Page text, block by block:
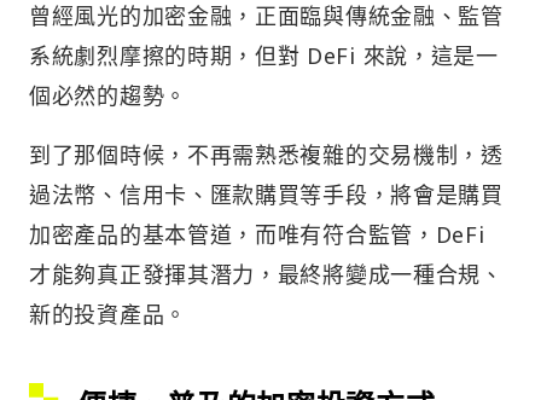
曾經風光的加密金融，正面臨與傳統金融、監管
系統劇烈摩擦的時期，但對 DeFi 來說，這是一
個必然的趨勢。
到了那個時候，不再需熟悉複雜的交易機制，透
過法幣、信用卡、匯款購買等手段，將會是購買
加密產品的基本管道，而唯有符合監管，DeFi
才能夠真正發揮其潛力，最終將變成一種合規、
新的投資產品。